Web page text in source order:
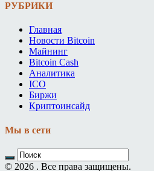
РУБРИКИ
Главная
Новости Bitcoin
Майнинг
Bitcoin Cash
Аналитика
ICO
Биржи
Криптоинсайд
Мы в сети
© 2026 . Все права защищены.